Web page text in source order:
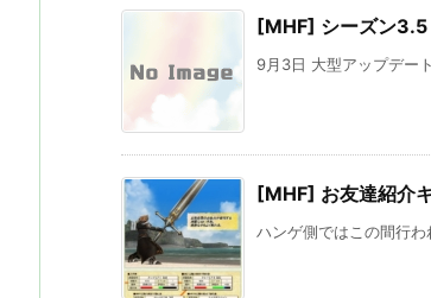
[MHF] シーズン3.5
9月3日 大型アップデー
[MHF] お友達紹介
ハンゲ側ではこの間行